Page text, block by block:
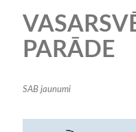
PARĀDE
SAB jaunumi